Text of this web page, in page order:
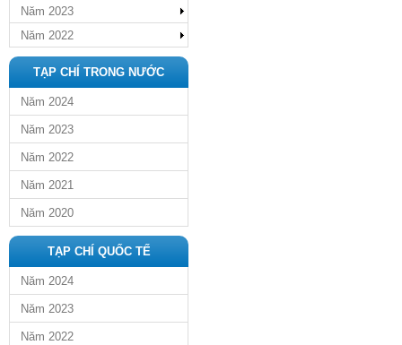
Năm 2023
Năm 2022
TẠP CHÍ TRONG NƯỚC
Năm 2024
Năm 2023
Năm 2022
Năm 2021
Năm 2020
TẠP CHÍ QUỐC TẾ
Năm 2024
Năm 2023
Năm 2022